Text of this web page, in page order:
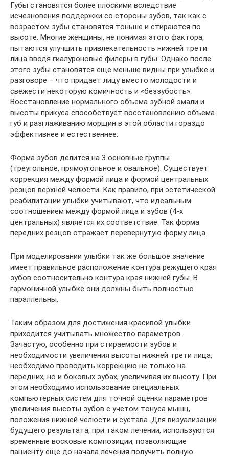
Губы становятся более плоскими вследствие
исчезновения поддержки со стороны зубов, так как с
возрастом зубы становятся тоньше и стираются по
высоте. Многие женщины, не понимая этого фактора,
пытаются улучшить привлекательность нижней трети
лица вводя гиалуроновые филеры в губы. Однако после
этого зубы становятся еще меньше видны при улыбке и
разговоре – что придает лицу вместо молодости и
свежести некоторую комичность и «беззубость».
Восстановление нормального объема зубной эмали и
высоты прикуса способствует восстановлению объема
губ и разглаживанию морщин в этой области гораздо
эффективнее и естественнее.
Форма зубов делится на 3 основные группы
(треугольное, прямоугольное и овальное). Существует
коррекция между формой лица и формой центральных
резцов верхней челюсти. Как правило, при эстетической
реабилитации улыбки учитывают, что идеальным
соотношением между формой лица и зубов (4-х
центральных) является их соответствие. Так форма
передних резцов отражает перевернутую форму лица.
При моделировании улыбки так же большое значение
имеет правильное расположение контура режущего края
зубов соотносительно контура края нижней губы. В
гармоничной улыбке они должны быть полностью
параллельны.
Таким образом для достижения красивой улыбки
приходится учитывать множество параметров.
Зачастую, особенно при стираемости зубов и
необходимости увеличения высоты нижней трети лица,
необходимо проводить коррекцию не только на
передних, но и боковых зубах, увеличивая их высоту. При
этом необходимо использование специальных
компьютерных систем для точной оценки параметров
увеличения высоты зубов с учетом тонуса мышц,
положения нижней челюсти и сустава. Для визуализации
будущего результата, при таком лечении, используются
временные восковые композиции, позволяющие
пациенту еще до начала лечения получить полную